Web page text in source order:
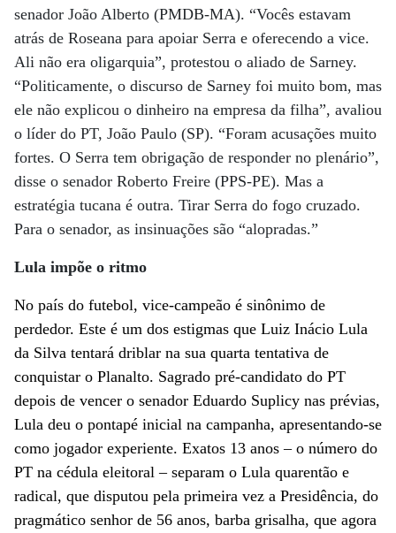
senador João Alberto (PMDB-MA). “Vocês estavam
atrás de Roseana para apoiar Serra e oferecendo a vice.
Ali não era oligarquia”, protestou o aliado de Sarney.
“Politicamente, o discurso de Sarney foi muito bom, mas
ele não explicou o dinheiro na empresa da filha”, avaliou
o líder do PT, João Paulo (SP). “Foram acusações muito
fortes. O Serra tem obrigação de responder no plenário”,
disse o senador Roberto Freire (PPS-PE). Mas a
estratégia tucana é outra. Tirar Serra do fogo cruzado.
Para o senador, as insinuações são “alopradas.”
Lula impõe o ritmo
No país do futebol, vice-campeão é sinônimo de
perdedor. Este é um dos estigmas que Luiz Inácio Lula
da Silva tentará driblar na sua quarta tentativa de
conquistar o Planalto. Sagrado pré-candidato do PT
depois de vencer o senador Eduardo Suplicy nas prévias,
Lula deu o pontapé inicial na campanha, apresentando-se
como jogador experiente. Exatos 13 anos – o número do
PT na cédula eleitoral – separam o Lula quarentão e
radical, que disputou pela primeira vez a Presidência, do
pragmático senhor de 56 anos, barba grisalha, que agora